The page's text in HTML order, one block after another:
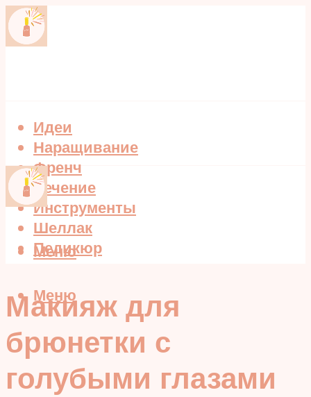
Идеи
Наращивание
Френч
Лечение
Инструменты
Шеллак
Педикюр
Меню
Меню
Макияж для
брюнетки с
голубыми глазами